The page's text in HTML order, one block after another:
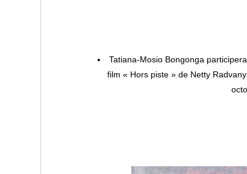
Tatiana-Mosio Bongonga
film « Hors piste » de Netty